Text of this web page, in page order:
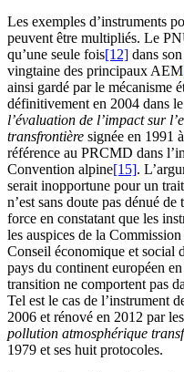
Les exemples d’instruments
peuvent être multipliés. Le
qu’une seule fois[12] dans
vingtaine des principaux AEM
ainsi gardé par le mécanisme
définitivement en 2004 dans
l’évaluation de l’impact sur
transfrontière signée en 1991
référence au PRCMD dans
Convention alpine[15].
serait inopportune pour un
n’est sans doute pas dénué
force en constatant que les
les auspices de la
Conseil économique et social
pays du continent européen
transition ne comportent pas
Tel est le cas de l’instrument
2006 et rénové en 2012 par
pollution atmosphérique
1979 et ses huit protocoles.